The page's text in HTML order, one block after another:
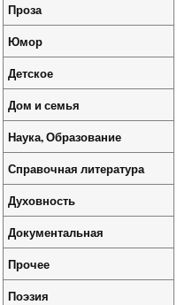
Проза
Юмор
Детское
Дом и семья
Наука, Образование
Справочная литература
Духовность
Документальная
Прочее
Поэзия